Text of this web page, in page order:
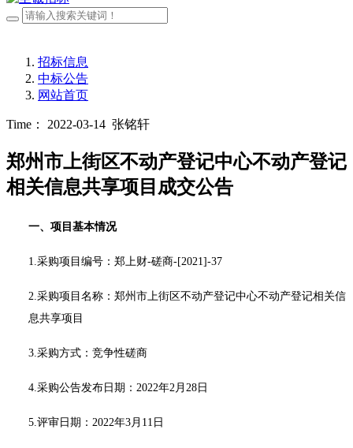
招标信息
中标公告
网站首页
Time： 2022-03-14 张铭轩
郑州市上街区不动产登记中心不动产登记
相关信息共享项目成交公告
一、项目基本情况
1.采购项目编号： 郑上财-磋商-[2021]-37
2.采购项目名称： 郑州市上街区不动产登记中心不动产登记相关信
息共享项目
3.采购方式：竞争性磋商
4.采购公告发布日期：2022年2月28日
5.评审日期：2022年3月11日